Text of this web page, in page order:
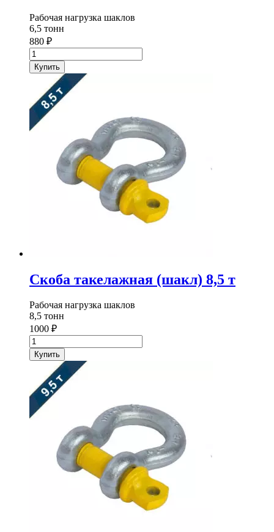
Рабочая нагрузка шаклов
6,5 тонн
880 ₽
Количество
товара
Скоба
такелажная
(шакл)
6,5
Купить
Скоба такелажная (шакл) 8,5 т
Рабочая нагрузка шаклов
8,5 тонн
1000 ₽
Количество
товара
Скоба
такелажная
(шакл)
8,5
Купить